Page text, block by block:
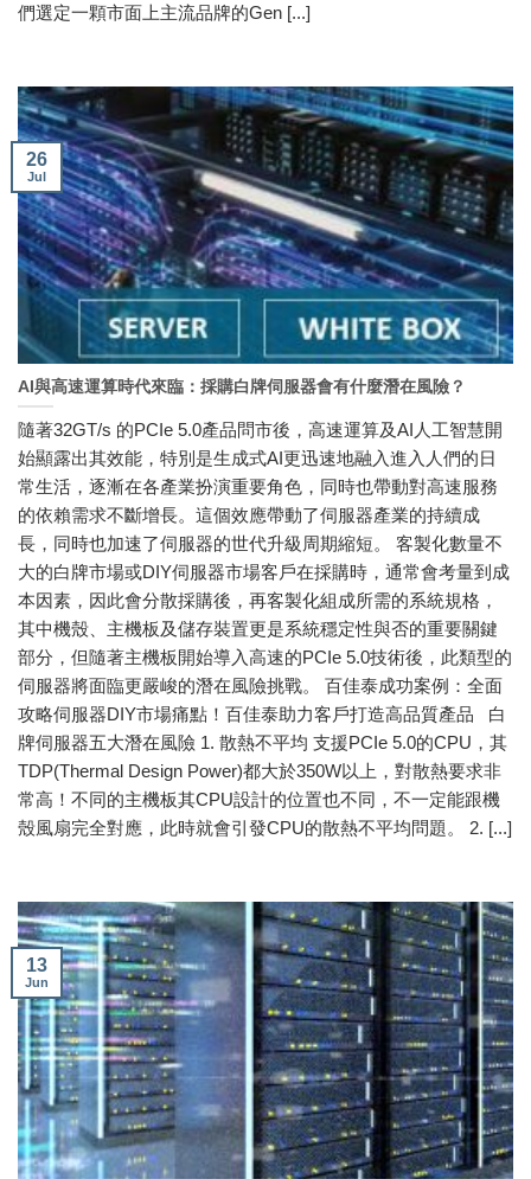
們選定一顆市面上主流品牌的Gen [...]
AI與高速運算時代來臨：採購白牌伺服器會有什麼潛在風險？
隨著32GT/s 的PCIe 5.0產品問市後，高速運算及AI人工智慧開
始顯露出其效能，特別是生成式AI更迅速地融入進入人們的日
常生活，逐漸在各產業扮演重要角色，同時也帶動對高速服務
的依賴需求不斷增長。這個效應帶動了伺服器產業的持續成
長，同時也加速了伺服器的世代升級周期縮短。 客製化數量不
大的白牌市場或DIY伺服器市場客戶在採購時，通常會考量到成
本因素，因此會分散採購後，再客製化組成所需的系統規格，
其中機殼、主機板及儲存裝置更是系統穩定性與否的重要關鍵
部分，但隨著主機板開始導入高速的PCIe 5.0技術後，此類型的
伺服器將面臨更嚴峻的潛在風險挑戰。 百佳泰成功案例：全面
攻略伺服器DIY市場痛點！百佳泰助力客戶打造高品質產品 白
牌伺服器五大潛在風險 1. 散熱不平均 支援PCIe 5.0的CPU，其
TDP(Thermal Design Power)都大於350W以上，對散熱要求非
常高！不同的主機板其CPU設計的位置也不同，不一定能跟機
殼風扇完全對應，此時就會引發CPU的散熱不平均問題。 2. [...]
26
Jul
13
Jun